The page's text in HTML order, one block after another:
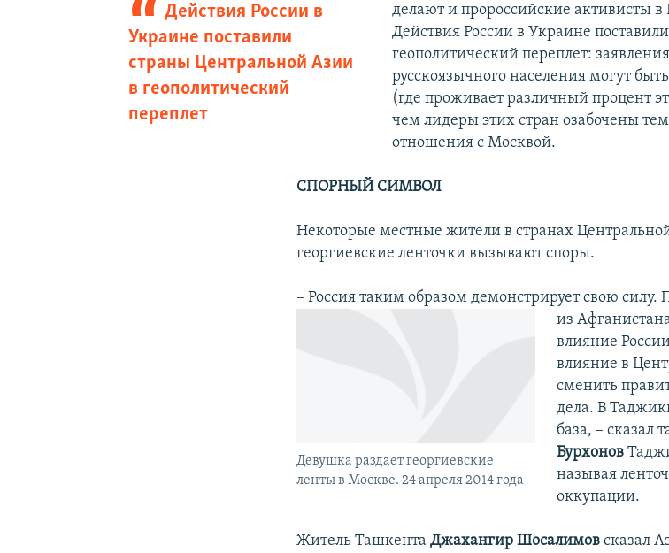
делают и пророссийские активисты в
Действия России в
Украине поставили
страны Центральной Азии
в геополитический
переплет
Действия России в Украине
геополитический переплет:
русскоязычного населения могут
(где проживает различный процент
чем лидеры этих стран озабочены
отношения с Москвой.
СПОРНЫЙ СИМВОЛ
Некоторые местные жители в странах
георгиевские ленточки вызывают споры.
– Россия таким образом демонстрирует свою
Девушка раздает георгиевские
ленты в Москве. 24 апреля 2014 года
из
влияние
влияние в
сменить
дела. В
база, – сказал
Бурхонов
называя
оккупации.
Житель ТашкентаДжахангир Шосалимов сказал